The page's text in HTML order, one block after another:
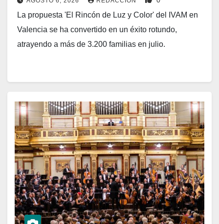
La propuesta 'El Rincón de Luz y Color' del IVAM en
Valencia se ha convertido en un éxito rotundo,
atrayendo a más de 3.200 familias en julio.